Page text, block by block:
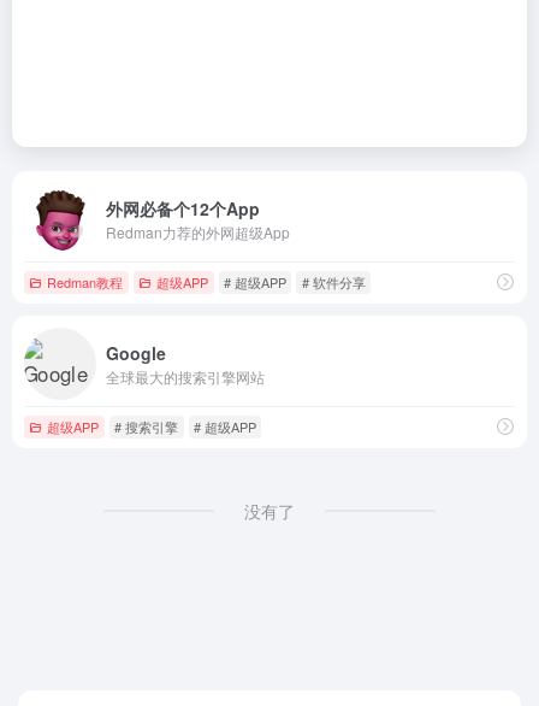
外网必备个12个App
Redman力荐的外网超级App
Redman教程 超级APP # 超级APP # 软件分享
Google
全球最大的搜索引擎网站
超级APP # 搜索引擎 # 超级APP
没有了